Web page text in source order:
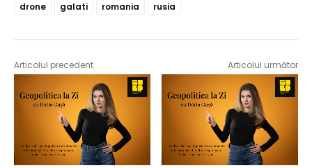
drone
galati romania rusia
Articolul precedent Articolul următor